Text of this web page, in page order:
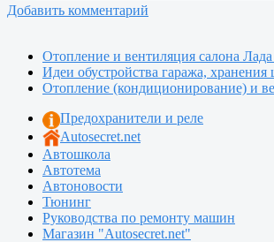
Добавить комментарий
Отопление и вентиляция салона
Идеи обустройства гаража,
Отопление (кондиционирование) и
Предохранители и реле
Autosecret.net
Автошкола
Автотема
Автоновости
Тюнинг
Руководства по ремонту машин
Магазин "Autosecret.net"